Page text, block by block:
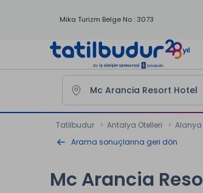
Mika Turizm Belge No : 3073
Tatilbudur Antalya Otelleri Alanya
Arama sonuçlarına geri dön
Mc Arancia